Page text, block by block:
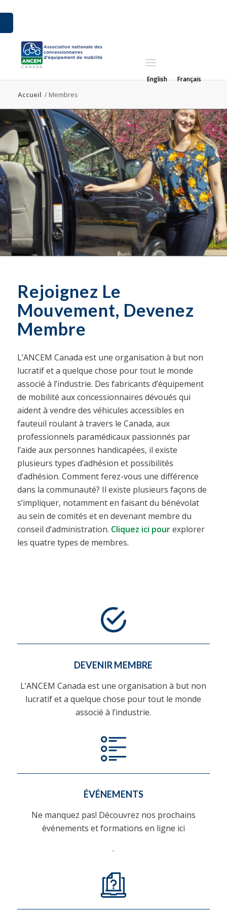
English Français
Accueil / Membres
Rejoignez Le
Mouvement, Devenez
Membre
L’ANCEM Canada est une organisation à but non
lucratif et a quelque chose pour tout le monde
associé à l’industrie. Des fabricants d’équipement
de mobilité aux concessionnaires dévoués qui
aident à vendre des véhicules accessibles en
fauteuil roulant à travers le Canada, aux
professionnels paramédicaux passionnés par
l’aide aux personnes handicapées, il existe
plusieurs types d’adhésion et possibilités
d’adhésion. Comment ferez-vous une différence
dans la communauté? Il existe plusieurs façons de
s’impliquer, notamment en faisant du bénévolat
au sein de comités et en devenant membre du
conseil d’administration. Cliquez ici pourexplorer
les quatre types de membres.
DEVENIR MEMBRE
L’ANCEM Canada est une organisation à but non
lucratif et a quelque chose pour tout le monde
associé à l’industrie.
ÉVÉNEMENTS
Ne manquez pas! Découvrez nos prochains
événements et formations en ligne ici
.